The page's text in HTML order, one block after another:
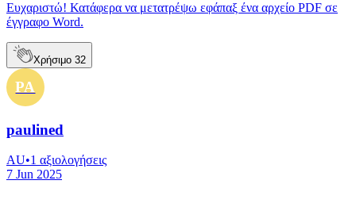
Ευχαριστώ! Κατάφερα να μετατρέψω εφάπαξ ένα αρχείο PDF σε
έγγραφο Word.
Χρήσιμο 32
PA
paulined
AU•1 αξιολογήσεις
7 Jun 2025